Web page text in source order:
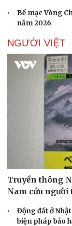
Pháp luật
Bế mạc Vòng
năm 2026
NGƯỜI VIỆT
Truyền thông
Nam cứu người
Động đất ở
biện pháp bảo